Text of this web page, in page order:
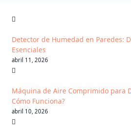
Detector de Humedad en Paredes:
Esenciales
abril 11, 2026
Máquina de Aire Comprimido para
Cómo Funciona?
abril 10, 2026